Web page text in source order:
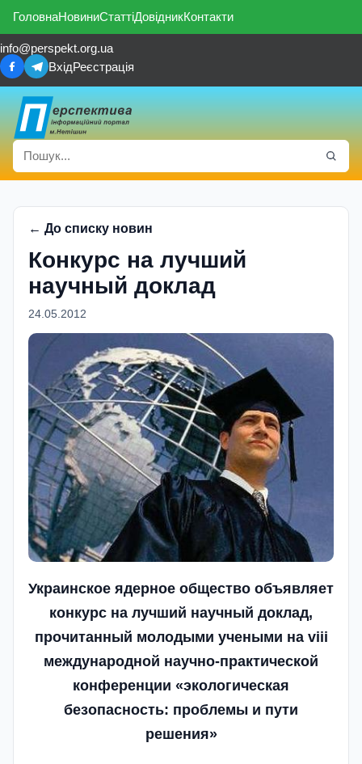
ГоловнаНовиниСтаттіДовідникКонтакти
info@perspekt.org.ua
ВхідРеєстрація
← До списку новин
Конкурс на лучший
научный доклад
24.05.2012
Украинское ядерное общество объявляет
конкурс на лучший научный доклад,
прочитанный молодыми учеными на viii
международной научно-практической
конференции «экологическая
безопасность: проблемы и пути
решения»